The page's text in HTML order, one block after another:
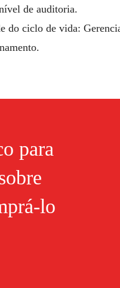
de auditoria.
do ciclo de vida:
para
lo